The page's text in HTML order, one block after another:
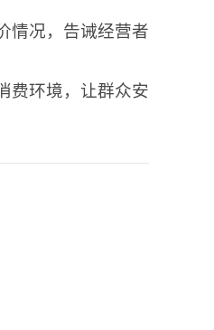
情况，告诫经营者
费环境，让群众安